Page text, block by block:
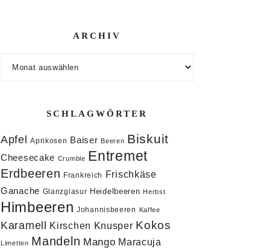
ARCHIV
SCHLAGWÖRTER
Apfel Aprikosen Baiser Beeren Biskuit
Cheesecake Crumble Entremet
Erdbeeren Frankreich Frischkäse
Ganache Glanzglasur Heidelbeeren Herbst
Himbeeren Johannisbeeren Kaffee
Karamell Kirschen Knusper Kokos
Limetten Mandeln Mango Maracuja